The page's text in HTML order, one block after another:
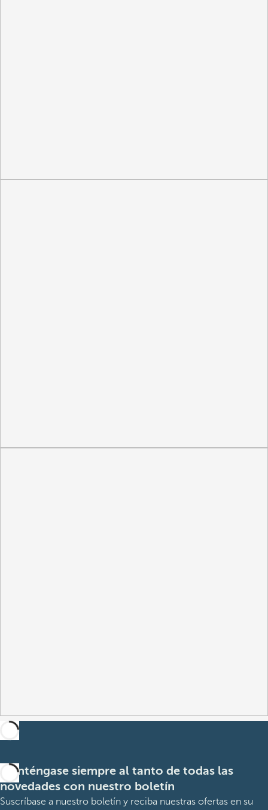
Manténgase siempre al tanto de todas las
novedades con nuestro boletín
Suscríbase a nuestro boletín y reciba nuestras ofertas en su